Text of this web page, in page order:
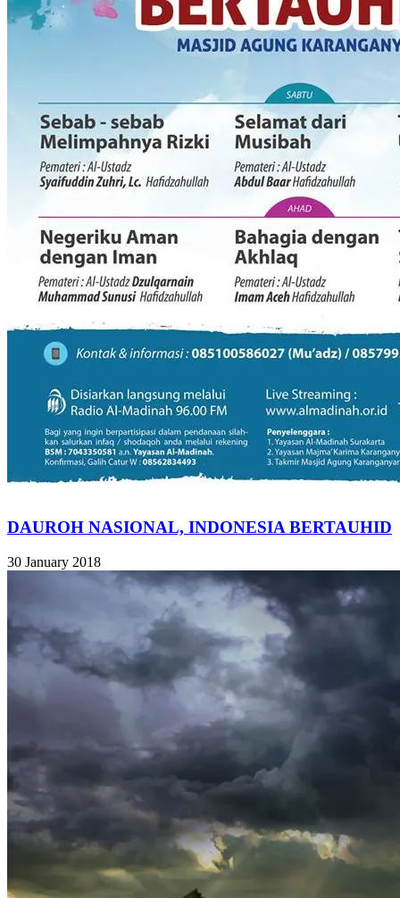
DAUROH NASIONAL, INDONESIA BERTAUHID
30 January 2018